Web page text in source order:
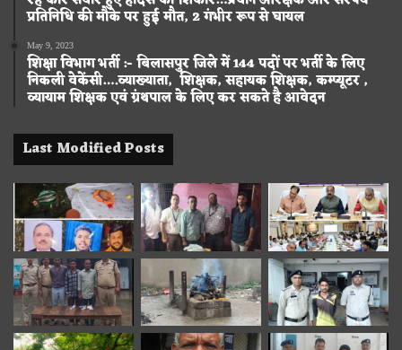
प्रतिनिधि की मौके पर हुई मौत, 2 गंभीर रूप से घायल
May 9, 2023
शिक्षा विभाग भर्ती :- बिलासपुर जिले में 144 पदों पर भर्ती के लिए
निकली वेकेंसी….व्याख्याता, शिक्षक, सहायक शिक्षक, कम्प्यूटर ,
व्यायाम शिक्षक एवं ग्रंथपाल के लिए कर सकते है आवेदन
Last Modified Posts